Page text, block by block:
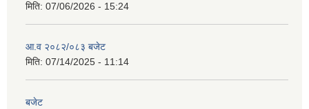
मिति: 07/06/2026 - 15:24
आ.व २०८२/०८३ बजेट
मिति: 07/14/2025 - 11:14
बजेट